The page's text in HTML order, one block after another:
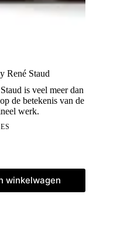
René Staud
is veel meer dan
de betekenis van de
werk.
winkelwagen